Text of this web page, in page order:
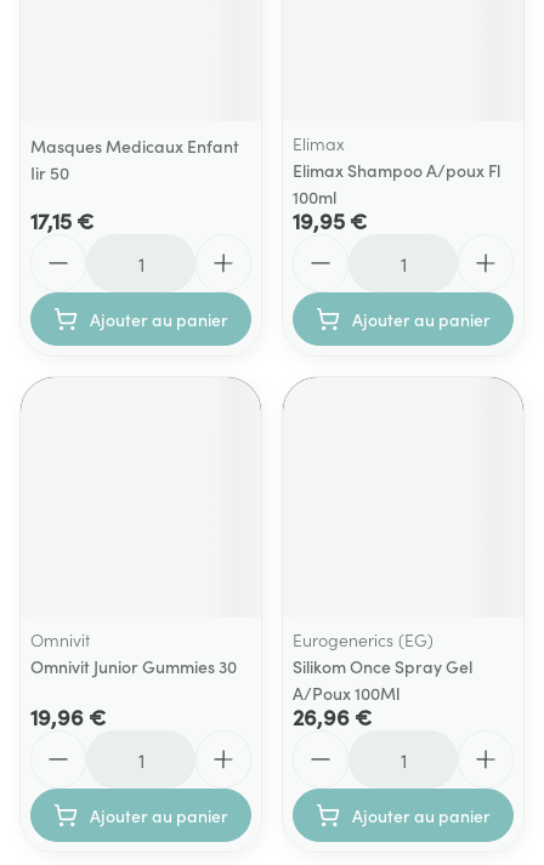
Masques Medicaux Enfant
Iir 50
17,15 €
Ajouter au panier
Elimax
Elimax Shampoo A/poux Fl
100ml
19,95 €
Ajouter au panier
Omnivit
Omnivit Junior Gummies 30
19,96 €
Ajouter au panier
Eurogenerics (EG)
Silikom Once Spray Gel
A/Poux 100Ml
26,96 €
Ajouter au panier